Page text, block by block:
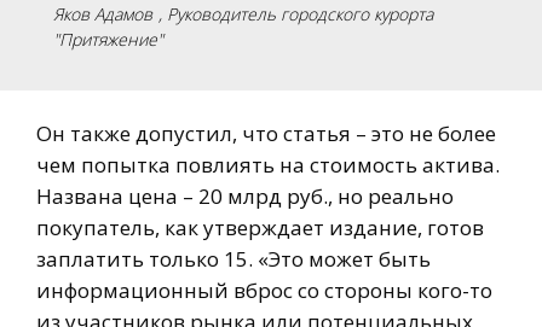
Яков Адамов , Руководитель городского курорта
"Притяжение"
Он также допустил, что статья – это не более
чем попытка повлиять на стоимость актива.
Названа цена – 20 млрд руб., но реально
покупатель, как утверждает издание, готов
заплатить только 15. «Это может быть
информационный вброс со стороны кого-то
из участников рынка или потенциальных